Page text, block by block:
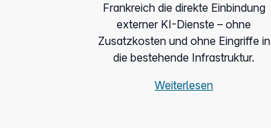
Frankreich die direkte Einbindung
externer KI-Dienste – ohne
Zusatzkosten und ohne Eingriffe in
die bestehende Infrastruktur.
Weiterlesen